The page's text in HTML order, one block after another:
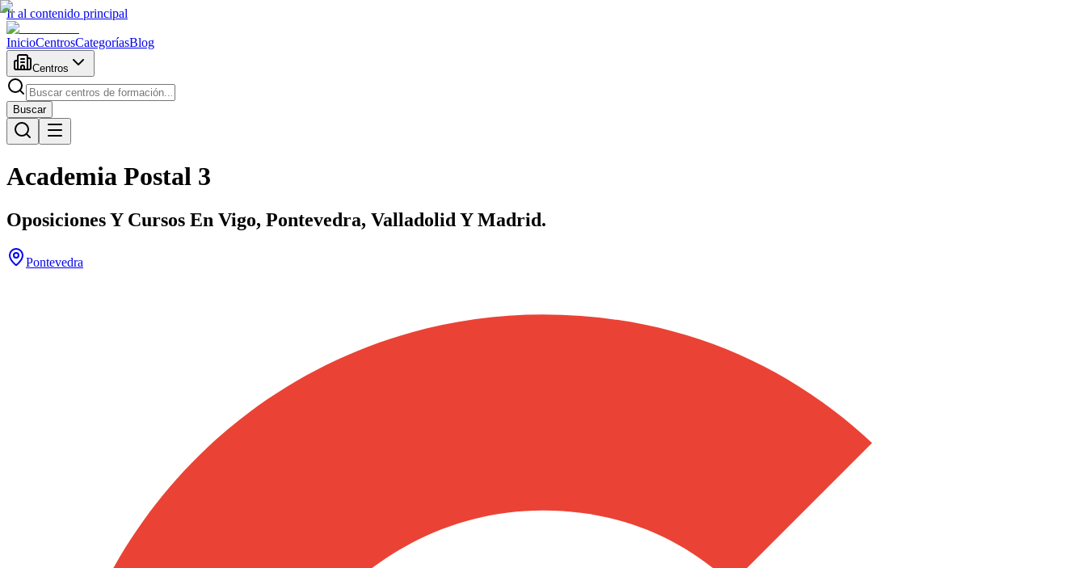
Ir al contenido principal
InicioCentrosCategoríasBlog
Centros
Buscar
Academia Postal 3
Oposiciones Y Cursos En Vigo, Pontevedra, Valladolid Y Madrid.
Pontevedra